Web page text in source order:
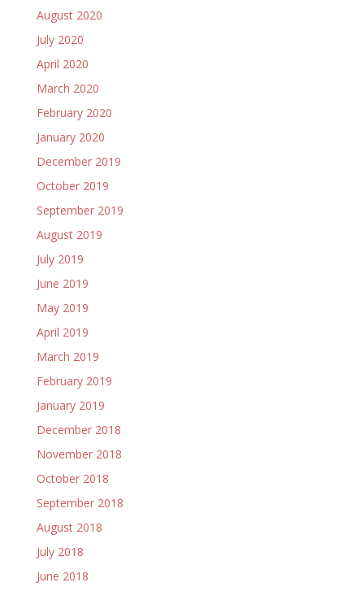
August 2020
July 2020
April 2020
March 2020
February 2020
January 2020
December 2019
October 2019
September 2019
August 2019
July 2019
June 2019
May 2019
April 2019
March 2019
February 2019
January 2019
December 2018
November 2018
October 2018
September 2018
August 2018
July 2018
June 2018